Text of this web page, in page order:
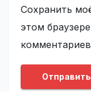
Сохранить
этом